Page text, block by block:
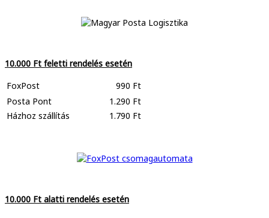
10.000 Ft feletti rendelés esetén
FoxPost
990 Ft
Posta Pont
1.290 Ft
Házhoz szállítás
1.790 Ft
10.000 Ft alatti rendelés esetén